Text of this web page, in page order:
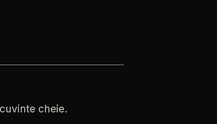
cuvinte cheie.